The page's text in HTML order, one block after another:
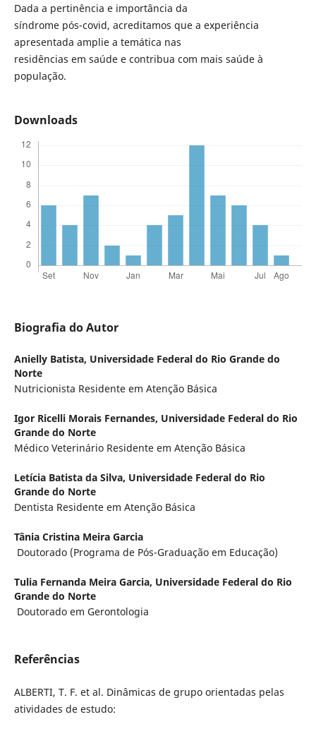
Dada a pertinência e importância da
síndrome pós-covid, acreditamos que a experiência
apresentada amplie a temática nas
residências em saúde e contribua com mais saúde à
população.
Downloads
Biografia do Autor
Anielly Batista, Universidade Federal do Rio Grande do
Norte
Nutricionista Residente em Atenção Básica
Igor Ricelli Morais Fernandes, Universidade Federal do Rio
Grande do Norte
Médico Veterinário Residente em Atenção Básica
Letícia Batista da Silva, Universidade Federal do Rio
Grande do Norte
Dentista Residente em Atenção Básica
Tânia Cristina Meira Garcia
Doutorado (Programa de Pós-Graduação em Educação)
Tulia Fernanda Meira Garcia, Universidade Federal do Rio
Grande do Norte
Doutorado em Gerontologia
Referências
ALBERTI, T. F. et al. Dinâmicas de grupo orientadas pelas
atividades de estudo: